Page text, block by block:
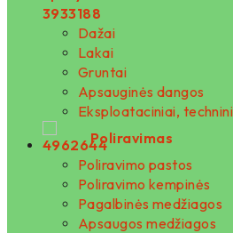
Dažai
Lakai
Gruntai
Apsauginės dangos
Eksploataciniai,
Poliravimas
Poliravimo pastos
Poliravimo kempinės
Pagalbinės medžiagos
Apsaugos medžiagos